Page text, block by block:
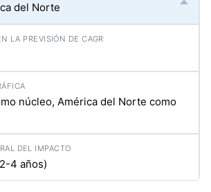
del Norte
núcleo, América del Norte como
4 años)